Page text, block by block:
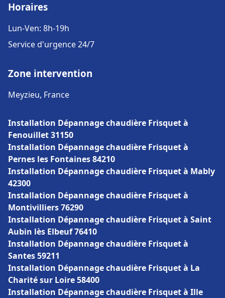
Horaires
Lun-Ven: 8h-19h
Service d'urgence 24/7
Zone intervention
Meyzieu, France
Installation Dépannage chaudière Frisquet à
Fenouillet 31150
Installation Dépannage chaudière Frisquet à
Pernes les Fontaines 84210
Installation Dépannage chaudière Frisquet à Mably
42300
Installation Dépannage chaudière Frisquet à
Montivilliers 76290
Installation Dépannage chaudière Frisquet à Saint
Aubin lès Elbeuf 76410
Installation Dépannage chaudière Frisquet à
Santes 59211
Installation Dépannage chaudière Frisquet à La
Charité sur Loire 58400
Installation Dépannage chaudière Frisquet à Ille